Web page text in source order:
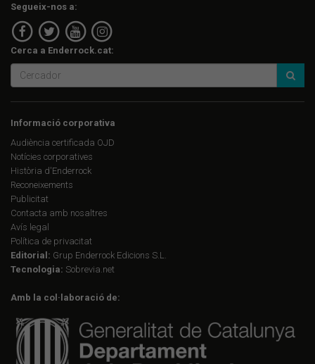
Segueix-nos a:
Cerca a Enderrock.cat:
Informació corporativa
Audiència certificada OJD
Notícies corporatives
Història d'Enderrock
Reconeixements
Publicitat
Contacta amb nosaltres
Avís legal
Política de privacitat
Editorial: Grup Enderrock Edicions S.L.
Tecnologia: Sobrevia.net
Amb la col·laboració de: